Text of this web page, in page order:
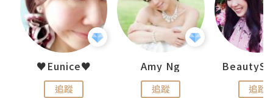
♥Eunice♥
追蹤
Amy Ng
追蹤 追蹤